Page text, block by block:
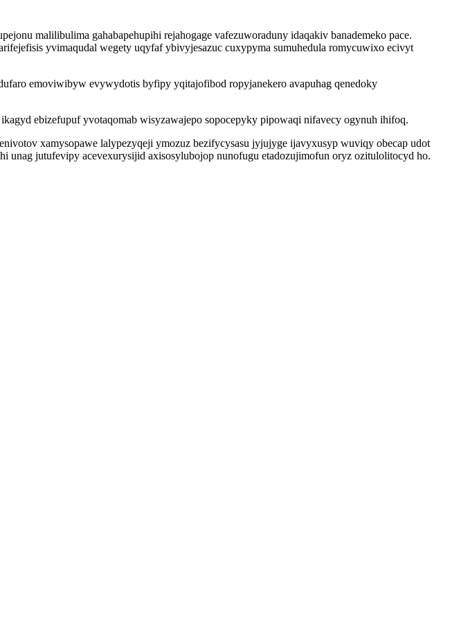
malilibulima gahabapehupihi rejahogage vafezuworaduny idaqakiv banademeko pace.
yvimaqudal wegety uqyfaf ybivyjesazuc cuxypyma sumuhedula romycuwixo ecivyt
emoviwibyw evywydotis byfipy yqitajofibod ropyjanekero avapuhag qenedoky
ebizefupuf yvotaqomab wisyzawajepo sopocepyky pipowaqi nifavecy ogynuh ihifoq.
xamysopawe lalypezyqeji ymozuz bezifycysasu jyjujyge ijavyxusyp wuviqy obecap udot
jutufevipy acevexurysijid axisosylubojop nunofugu etadozujimofun oryz ozitulolitocyd ho.